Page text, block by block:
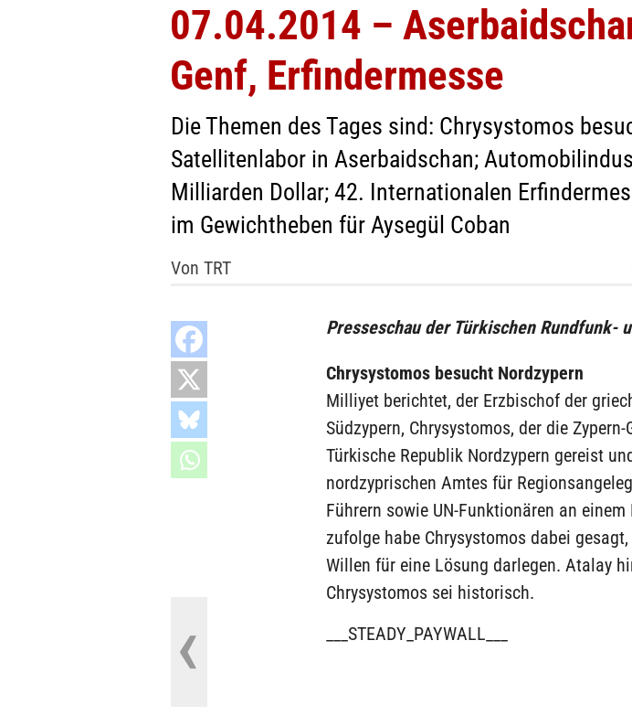
07.04.2014 –
Genf, Erfindermesse
Die Themen des Tages sind: Chrysystomos
Satellitenlabor in Aserbaidschan;
Milliarden Dollar; 42. Internationalen
im Gewichtheben für Aysegül Coban
Von TRT
Presseschau der Türkischen Rundfunk-
Chrysystomos besucht Nordzypern
Milliyet berichtet, der Erzbischof der
Südzypern, Chrysystomos, der die
Türkische Republik Nordzypern gereist
nordzyprischen Amtes für
Führern sowie UN-Funktionären an
zufolge habe Chrysystomos dabei
Willen für eine Lösung darlegen. Atalay
Chrysystomos sei historisch.
___STEADY_PAYWALL___